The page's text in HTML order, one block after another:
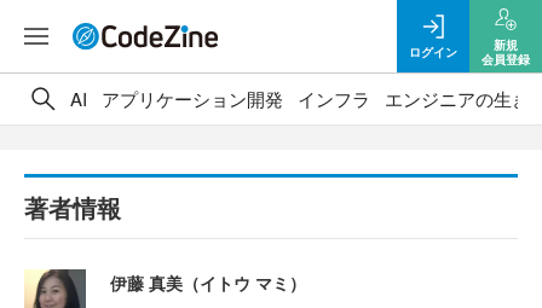
ログイン
新規
会員登録
AI アプリケーション開発 インフラ エンジニアの生き
著者情報
伊藤 真美（イトウ マミ）